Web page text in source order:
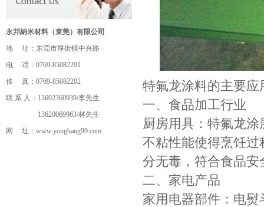
永邦納米材料（東莞）有限公司
地 址：东莞市厚街镇中兴路
电 话：0769-85082201
传 真：0769-85082202
联 系 人：13602360939/李先生
13620069963/林先生
网 址： www.yongbang99.com
特氟龙涂料的主要应
一、食品加工行业
厨房用具：特氟龙
不粘性能使得烹饪
分无毒，符合食品
二、家电产品
家用电器部件：电